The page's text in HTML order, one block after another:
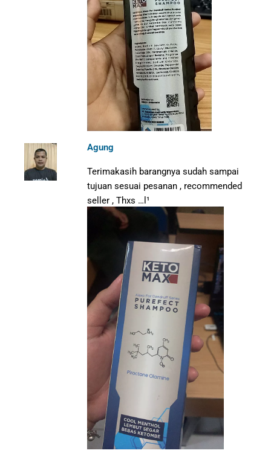
Agung
Terimakasih barangnya sudah sampai
tujuan sesuai pesanan , recommended
seller , Thxs …l¹